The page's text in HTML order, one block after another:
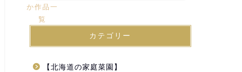
か作品一
覧
カテゴリー
【北海道の家庭菜園】